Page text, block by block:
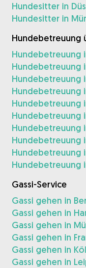
Hundesitter in
Hundesitter in
Hundebetreuung
Hundebetreuung
Hundebetreuung
Hundebetreuung
Hundebetreuung
Hundebetreuung
Hundebetreuung
Hundebetreuung
Hundebetreuung
Hundebetreuung
Hundebetreuung
Gassi-Service
Gassi gehen in
Gassi gehen in
Gassi gehen in
Gassi gehen in
Gassi gehen in
Gassi gehen in